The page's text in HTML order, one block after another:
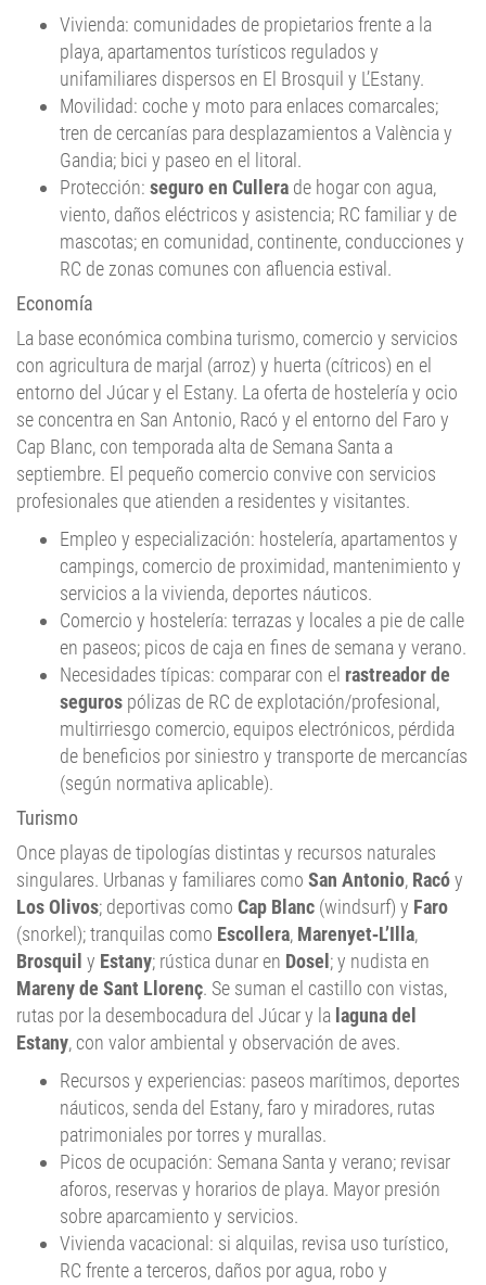
Vivienda: comunidades de propietarios frente a la
playa, apartamentos turísticos regulados y
unifamiliares dispersos en El Brosquil y L’Estany.
Movilidad: coche y moto para enlaces comarcales;
tren de cercanías para desplazamientos a València y
Gandia; bici y paseo en el litoral.
Protección: seguro en Cullera de hogar con agua,
viento, daños eléctricos y asistencia; RC familiar y de
mascotas; en comunidad, continente, conducciones y
RC de zonas comunes con afluencia estival.
Economía
La base económica combina turismo, comercio y servicios
con agricultura de marjal (arroz) y huerta (cítricos) en el
entorno del Júcar y el Estany. La oferta de hostelería y ocio
se concentra en San Antonio, Racó y el entorno del Faro y
Cap Blanc, con temporada alta de Semana Santa a
septiembre. El pequeño comercio convive con servicios
profesionales que atienden a residentes y visitantes.
Empleo y especialización: hostelería, apartamentos y
campings, comercio de proximidad, mantenimiento y
servicios a la vivienda, deportes náuticos.
Comercio y hostelería: terrazas y locales a pie de calle
en paseos; picos de caja en fines de semana y verano.
Necesidades típicas: comparar con el rastreador de
seguros pólizas de RC de explotación/profesional,
multirriesgo comercio, equipos electrónicos, pérdida
de beneficios por siniestro y transporte de mercancías
(según normativa aplicable).
Turismo
Once playas de tipologías distintas y recursos naturales
singulares. Urbanas y familiares como San Antonio, Racóy
Los Olivos; deportivas como Cap Blanc (windsurf) y Faro
(snorkel); tranquilas como Escollera, Marenyet‑L’Illa,
Brosquil y Estany; rústica dunar en Dosel ; y nudista en
Mareny de Sant Llorenç. Se suman el castillo con vistas,
rutas por la desembocadura del Júcar y la laguna del
Estany, con valor ambiental y observación de aves.
Recursos y experiencias: paseos marítimos, deportes
náuticos, senda del Estany, faro y miradores, rutas
patrimoniales por torres y murallas.
Picos de ocupación: Semana Santa y verano; revisar
aforos, reservas y horarios de playa. Mayor presión
sobre aparcamiento y servicios.
Vivienda vacacional: si alquilas, revisa uso turístico,
RC frente a terceros, daños por agua, robo y